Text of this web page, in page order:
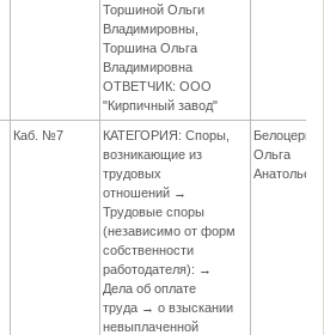
Торшиной Ольги
Владимировны,
Торшина Ольга
Владимировна
ОТВЕТЧИК: ООО
"Кирпичный завод"
Каб. №7
КАТЕГОРИЯ: Споры,
возникающие из
трудовых
отношений →
Трудовые споры
(независимо от форм
собственности
работодателя): →
Дела об оплате
труда → о взыскании
невыплаченной
Ольга